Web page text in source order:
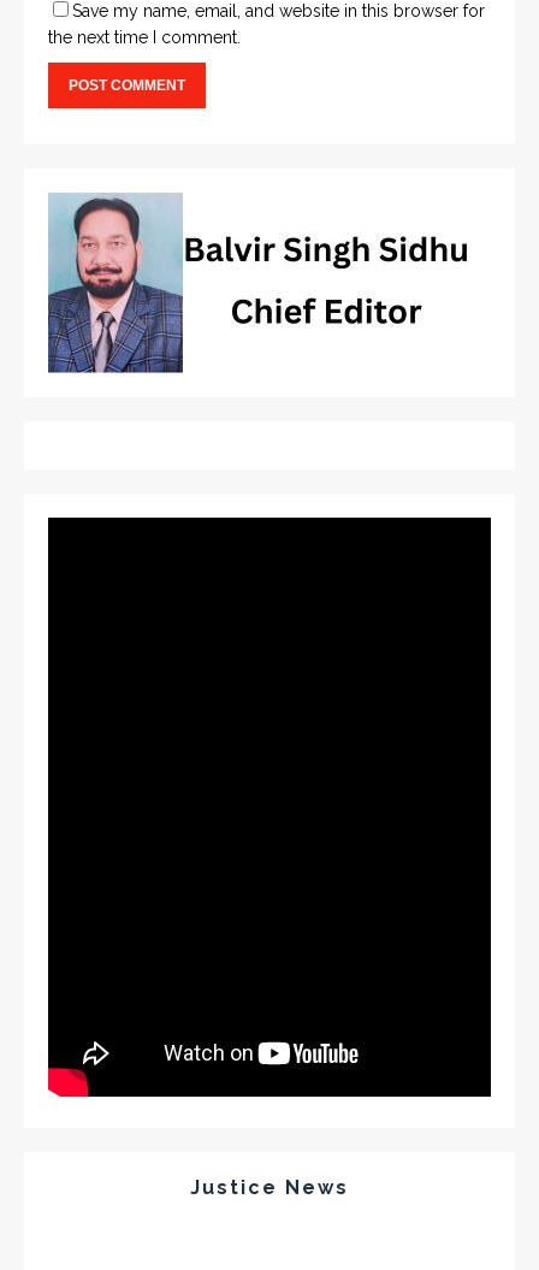
Save my name, email, and website in this browser for
the next time I comment.
Justice News